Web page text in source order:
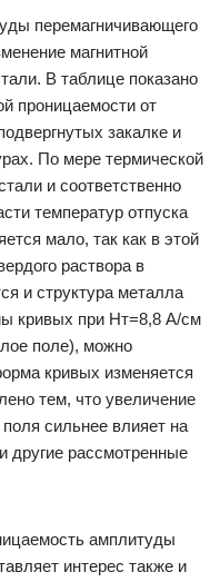
перемагничивающего
магнитной
В таблице показано
проницаемости от
закалке и
По мере термической
и соответственно
температур отпуска
мало, так как в этой
раствора в
и структура металла
кривых при Нт=8,8 А/см
поле), можно
кривых изменяется
тем, что увеличение
сильнее влияет на
другие рассмотренные
амплитуды
интерес также и